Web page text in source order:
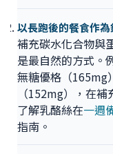
以長跑後的餐食作
補充碳水化合物與
是最自然的方式。
無糖優格（165mg
（152mg），在
了解乳酪絲在一週
指南。